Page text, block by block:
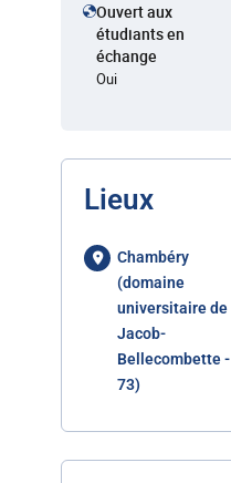
Ouvert aux
étudiants en
échange
Oui
Lieux
Chambéry
(domaine
universitaire de
Jacob-
Bellecombette -
73)